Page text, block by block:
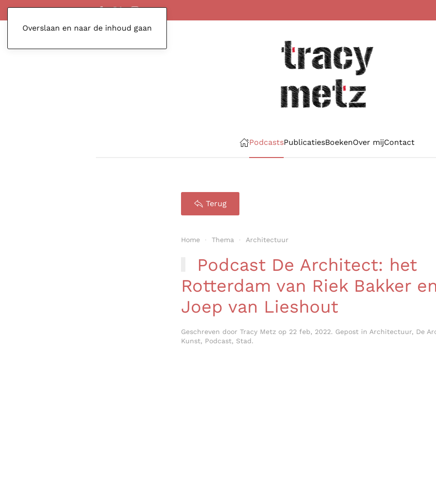
Overslaan en naar de inhoud gaan
PodcastsPublicatiesBoekenOver mijContact
Terug
Home Thema Architectuur
Podcast De Architect: het
Rotterdam van Riek Bakker en
Joep van Lieshout
Geschreven door Tracy Metz op 22 feb, 2022. Gepost in Architectuur, De
Kunst, Podcast, Stad.